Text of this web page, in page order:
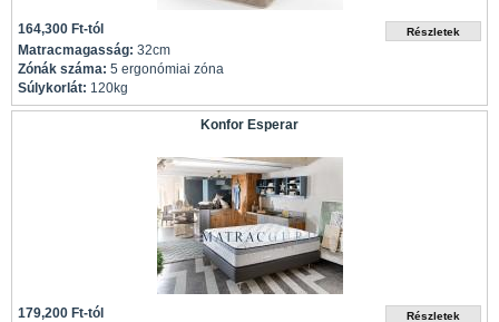
164,300 Ft-tól
Matracmagasság: 32cm
Zónák száma: 5 ergonómiai zóna
Súlykorlát: 120kg
Konfor Esperar
179,200 Ft-tól